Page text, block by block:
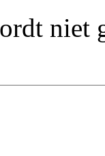
niet